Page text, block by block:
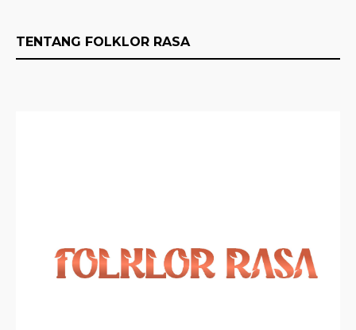
TENTANG FOLKLOR RASA